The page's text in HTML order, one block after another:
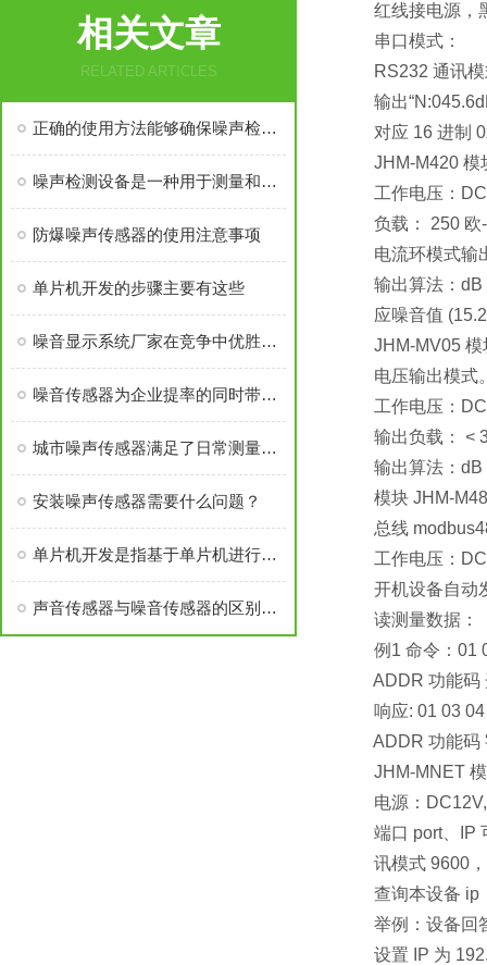
相关文章
RELATED ARTICLES
正确的使用方法能够确保噪声检测设备测量结果的准确性和可靠性
噪声检测设备是一种用于测量和分析环境中噪声水平的设备
防爆噪声传感器的使用注意事项
单片机开发的步骤主要有这些
噪音显示系统厂家在竞争中优胜劣汰
噪音传感器为企业提率的同时带来利益
城市噪声传感器满足了日常测量需求
安装噪声传感器需要什么问题？
单片机开发是指基于单片机进行软件和硬件开发的过程
声音传感器与噪音传感器的区别在哪？
红线接电源，黑
串口模式：
RS232 通讯模
输出
对应 16 进制
JHM-M420 模
工作电压：DC
负载： 250 欧
电流环模式输出
输出算法：dB =
应噪音值 (15.2
JHM-MV05 模
电压输出模式
工作电压：DC
输出负载： <
输出算法：dB =
模块 JHM-
总线
工作电压：DC
开机设备自动
读测量数据：
例1 命令：01
ADDR 功能码
响应: 01 03 04
ADDR 功能码
JHM-MNET 模
电源：
端口 port、IP 可
讯模式 9600，n
查询本设备 ip
举例：设备回答
设置 IP 为